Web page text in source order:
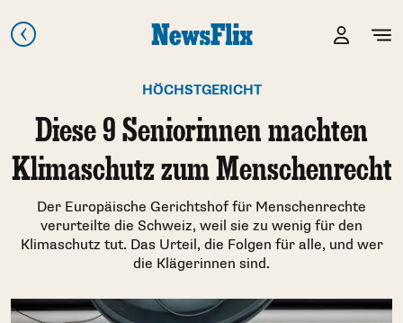
HÖCHSTGERICHT
Diese 9 Seniorinnen machten
Klimaschutz zum Menschenrecht
Der Europäische Gerichtshof für Menschenrechte
verurteilte die Schweiz, weil sie zu wenig für den
Klimaschutz tut. Das Urteil, die Folgen für alle, und wer
die Klägerinnen sind.